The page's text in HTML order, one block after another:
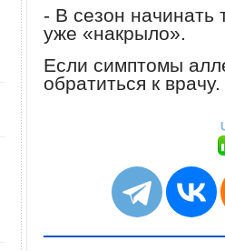
- В сезон начинать
уже «накрыло».
Если симптомы
обратиться к врачу.